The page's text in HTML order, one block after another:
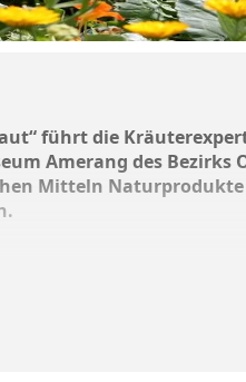
führt die
Amerang des Bezirks
Mitteln
und zuzüglich Eintritt.